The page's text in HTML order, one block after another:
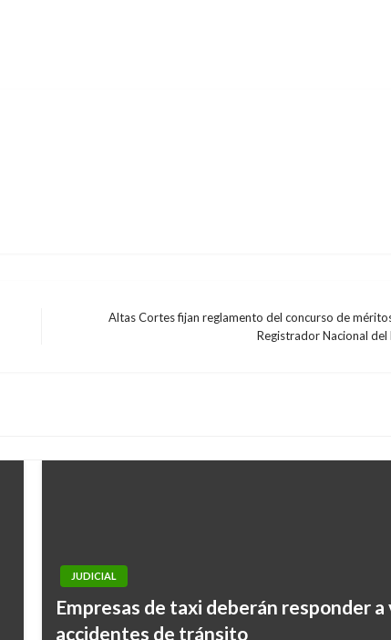
Altas Cortes fijan reglamento del concurso de
Registrador Nacional del
JUDICIAL
Empresas de taxi deberán responder
accidentes de tránsito